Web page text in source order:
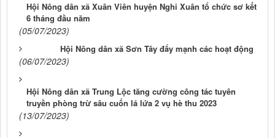
Hội Nông dân xã Xuân Viên huyện Nghi Xuân tổ chức sơ kết
6 tháng đầu năm
(05/07/2023)
Hội Nông dân xã Sơn Tây đẩy mạnh các hoạt động
(06/07/2023)
Hội Nông dân xã Trung Lộc tăng cường công tác tuyên
truyền phòng trừ sâu cuốn lá lứa 2 vụ hè thu 2023
(13/07/2023)